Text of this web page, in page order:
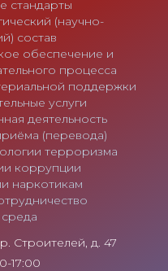
стандарты
(научно-
состав
обеспечение и
процесса
поддержки
услуги
деятельность
(перевода)
терроризма
коррупции
наркотикам
Строителей, д. 47
17:00